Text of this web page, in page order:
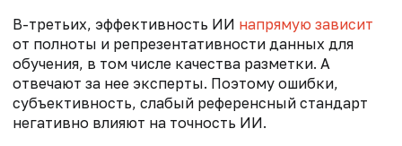
В-третьих, эффективность ИИ напрямую зависит
от полноты и репрезентативности данных для
обучения, в том числе качества разметки. А
отвечают за нее эксперты. Поэтому ошибки,
субъективность, слабый референсный стандарт
негативно влияют на точность ИИ.